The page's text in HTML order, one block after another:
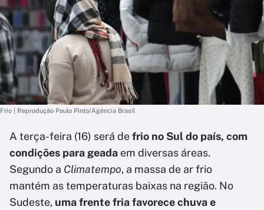
Frio | Reprodução Paulo Pinto/Agência Brasil
A terça-feira (16) será defrio no Sul do país, com
condições para geada em diversas áreas.
Segundo a Climatempo, a massa de ar frio
mantém as temperaturas baixas na região. No
Sudeste, uma frente fria favorece chuva e